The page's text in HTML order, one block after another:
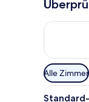
Verfügbare
Filter
für
Alle Zimmer
Alle3